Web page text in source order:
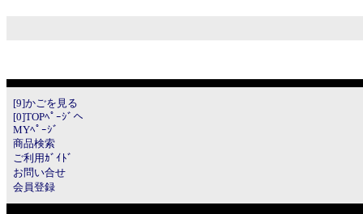
[9]かごを見る
[0]TOPﾍﾟｰｼﾞへ
MYﾍﾟｰｼﾞ
商品検索
ご利用ｶﾞｲﾄﾞ
お問い合せ
会員登録